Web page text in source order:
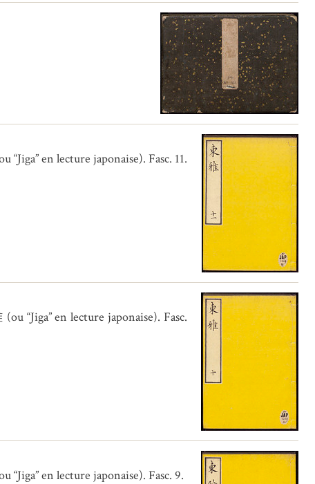
en lecture japonaise). Fasc. 11.
“Jiga” en lecture japonaise). Fasc.
en lecture japonaise). Fasc. 9.